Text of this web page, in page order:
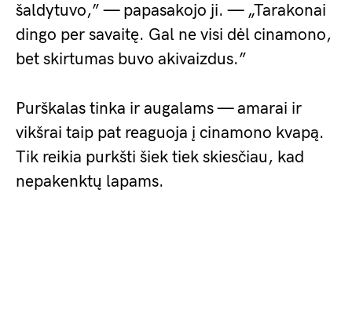
šaldytuvo,” — papasakojo ji. — „Tarakonai
dingo per savaitę. Gal ne visi dėl cinamono,
bet skirtumas buvo akivaizdus.”
Purškalas tinka ir augalams — amarai ir
vikšrai taip pat reaguoja į cinamono kvapą.
Tik reikia purkšti šiek tiek skiesčiau, kad
nepakenktų lapams.